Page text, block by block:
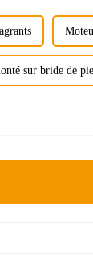
sur bride de